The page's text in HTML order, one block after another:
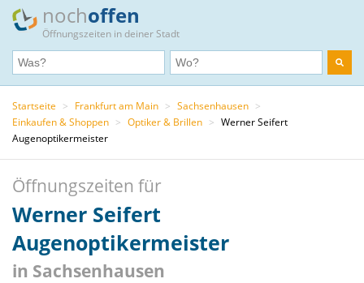
nochoffen
Öffnungszeiten in deiner Stadt
Startseite > Frankfurt am Main > Sachsenhausen >
Einkaufen & Shoppen > Optiker & Brillen > Werner Seifert
Augenoptikermeister
Öffnungszeiten für
Werner Seifert
Augenoptikermeister
in Sachsenhausen